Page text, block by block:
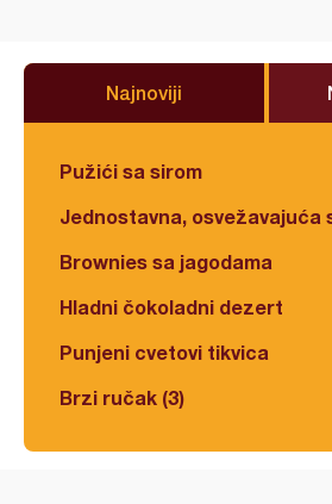
Najnoviji
Pužići sa sirom
Jednostavna, osvežavajuća
Brownies sa jagodama
Hladni čokoladni dezert
Punjeni cvetovi tikvica
Brzi ručak (3)